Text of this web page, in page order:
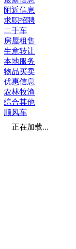
附近信息
求职招聘
二手车
房屋租售
生意转让
本地服务
物品买卖
优惠信息
农林牧渔
综合其他
顺风车
正在加载...